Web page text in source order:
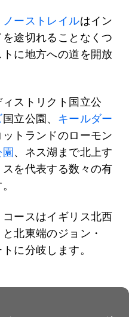
ノーストレイルはイン
途切れることなくつ
に地方への道を開放
ストリクト国立公
国立公園、 キールダー
トランドのローモン
、ネス湖まで北上す
を代表する数々の有
ースはイギリス北西
北東端のジョン・
に分岐します。